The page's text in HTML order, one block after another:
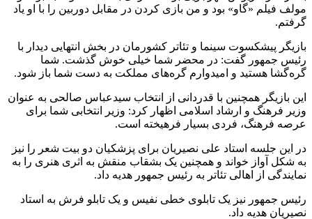
مولف فیلم «گاو» بود و من بازی کردن در مقابل دوربین را با او یاد
گرفتم.
بازیگر پیشکسوت سینما و تئاتر کشورمان در بخش انتهایی دیدار با
رئیس جمهور گفت: در محضر شما خیلی خوش گذشت. شما
گره‌گشا هستید و امیدوارم گره‌های مملکت به دست شما باز شود.
این بازیگر همچنین با قدردانی از انتخاب سیدعباس صالحی به عنوان
وزیر فرهنگ و ارشاد اسلامی اظهار کرد: وزیر انتخابی شما برای
عرصه فرهنگ، فردی بسیار فرهیخته است.
در این جلسه استاد علی نصیریان برای پزشکیان دو بیت شعر را نیز
به شکل آواز خواند و همچنین یک بشقاب منقش به اثری هنری را به
نمایندگی از اهالی تئاتر به رئیس جمهور هدیه داد.
رئیس جمهور نیز یک تابلوی خطی نفیس و یک تابلو فرش به استاد
نصیریان هدیه داد.